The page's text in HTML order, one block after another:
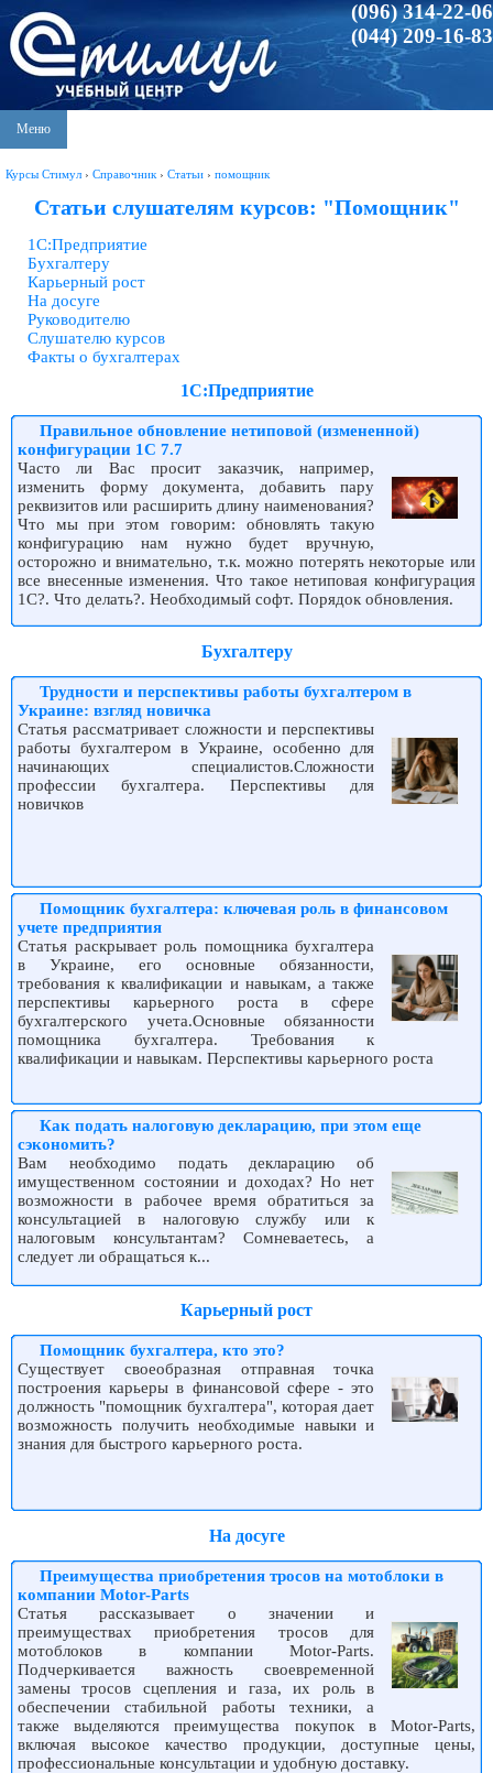
(096) 314-22-06
(044) 209-16-83
Меню
Курсы Стимул › Справочник › Статьи › помощник
Статьи слушателям курсов: "Помощник"
1С:Предприятие
Бухгалтеру
Карьерный рост
На досуге
Руководителю
Слушателю курсов
Факты о бухгалтерах
1С:Предприятие
Правильное обновление нетиповой (измененной)
конфигурации 1С 7.7
Часто ли Вас просит заказчик, например,
изменить форму документа, добавить пару
реквизитов или расширить длину наименования?
Что мы при этом говорим: обновлять такую
конфигурацию нам нужно будет вручную,
осторожно и внимательно, т.к. можно потерять некоторые или
все внесенные изменения. Что такое нетиповая конфигурация
1С?. Что делать?. Необходимый софт. Порядок обновления.
Бухгалтеру
Трудности и перспективы работы бухгалтером в
Украине: взгляд новичка
Статья рассматривает сложности и перспективы
работы бухгалтером в Украине, особенно для
начинающих специалистов.Сложности
профессии бухгалтера. Перспективы для
новичков
Помощник бухгалтера: ключевая роль в финансовом
учете предприятия
Статья раскрывает роль помощника бухгалтера
в Украине, его основные обязанности,
требования к квалификации и навыкам, а также
перспективы карьерного роста в сфере
бухгалтерского учета.Основные обязанности
помощника бухгалтера. Требования к
квалификации и навыкам. Перспективы карьерного роста
Как подать налоговую декларацию, при этом еще
сэкономить?
Вам необходимо подать декларацию об
имущественном состоянии и доходах? Но нет
возможности в рабочее время обратиться за
консультацией в налоговую службу или к
налоговым консультантам? Сомневаетесь, а
следует ли обращаться к...
Карьерный рост
Помощник бухгалтера, кто это?
Существует своеобразная отправная точка
построения карьеры в финансовой сфере - это
должность "помощник бухгалтера", которая дает
возможность получить необходимые навыки и
знания для быстрого карьерного роста.
На досуге
Преимущества приобретения тросов на мотоблоки в
компании Motor-Parts
Статья рассказывает о значении и
преимуществах приобретения тросов для
мотоблоков в компании Motor-Parts.
Подчеркивается важность своевременной
замены тросов сцепления и газа, их роль в
обеспечении стабильной работы техники, а
также выделяются преимущества покупок в Motor-Parts,
включая высокое качество продукции, доступные цены,
профессиональные консультации и удобную доставку.